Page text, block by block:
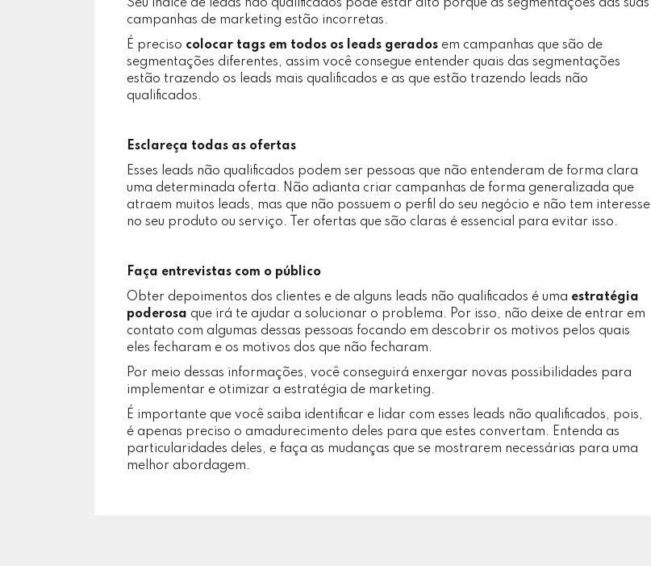
Seu índice de leads não qualificados pode estar alto porque as segmentações das suas
campanhas de marketing estão incorretas.
É preciso colocar tags em todos os leads gerados em campanhas que são de
segmentações diferentes, assim você consegue entender quais das segmentações
estão trazendo os leads mais qualificados e as que estão trazendo leads não
qualificados.
Esclareça todas as ofertas
Esses leads não qualificados podem ser pessoas que não entenderam de forma clara
uma determinada oferta. Não adianta criar campanhas de forma generalizada que
atraem muitos leads, mas que não possuem o perfil do seu negócio e não tem interesse
no seu produto ou serviço. Ter ofertas que são claras é essencial para evitar isso.
Faça entrevistas com o público
Obter depoimentos dos clientes e de alguns leads não qualificados é uma estratégia
poderosa que irá te ajudar a solucionar o problema. Por isso, não deixe de entrar em
contato com algumas dessas pessoas focando em descobrir os motivos pelos quais
eles fecharam e os motivos dos que não fecharam.
Por meio dessas informações, você conseguirá enxergar novas possibilidades para
implementar e otimizar a estratégia de marketing.
É importante que você saiba identificar e lidar com esses leads não qualificados, pois,
é apenas preciso o amadurecimento deles para que estes convertam. Entenda as
particularidades deles, e faça as mudanças que se mostrarem necessárias para uma
melhor abordagem.